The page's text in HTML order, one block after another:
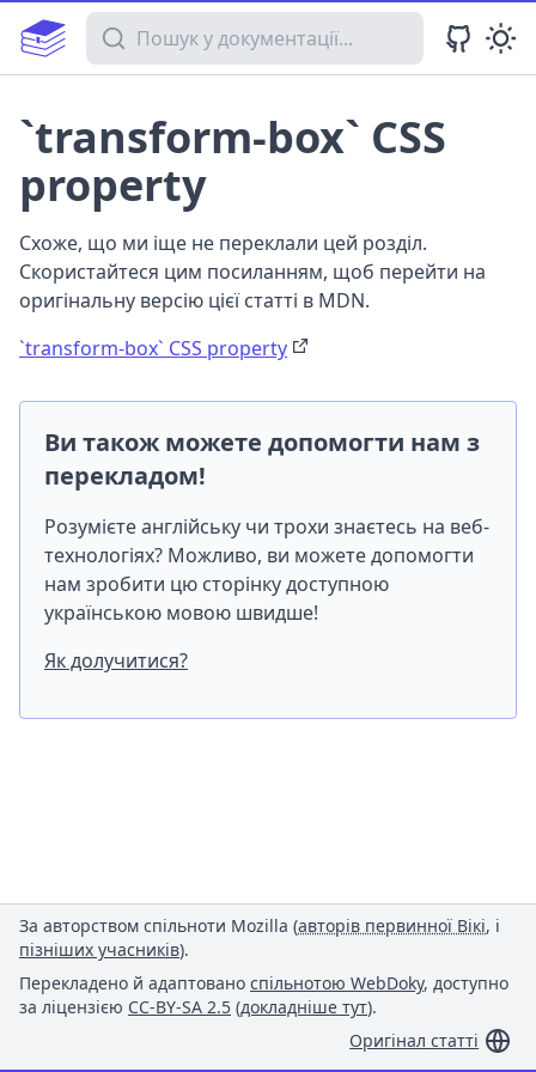
Пошук у документації
`transform-box` CSS
property
Схоже, що ми іще не переклали цей розділ.
Скористайтеся цим посиланням, щоб перейти на
оригінальну версію цієї статті в MDN.
`transform-box` CSS property
Ви також можете допомогти нам з
перекладом!
Розумієте англійську чи трохи знаєтесь на веб-
технологіях? Можливо, ви можете допомогти
нам зробити цю сторінку доступною
українською мовою швидше!
Як долучитися?
За авторством спільноти Mozilla (авторів первинної Вікі, і
пізніших учасників).
Перекладено й адаптовано спільнотою WebDoky, доступно
за ліцензією CC-BY-SA 2.5 (докладніше тут).
Оригінал статті